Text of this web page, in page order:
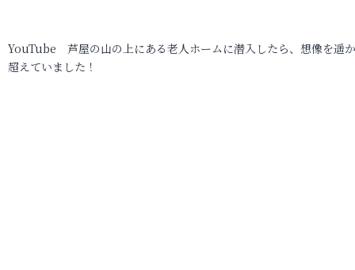
YouTube 芦屋の山の上にある老人ホームに潜入したら、想像を遥
超えていました！